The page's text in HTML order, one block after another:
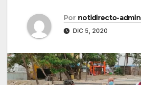
Por notidirecto-admin
DIC 5, 2020